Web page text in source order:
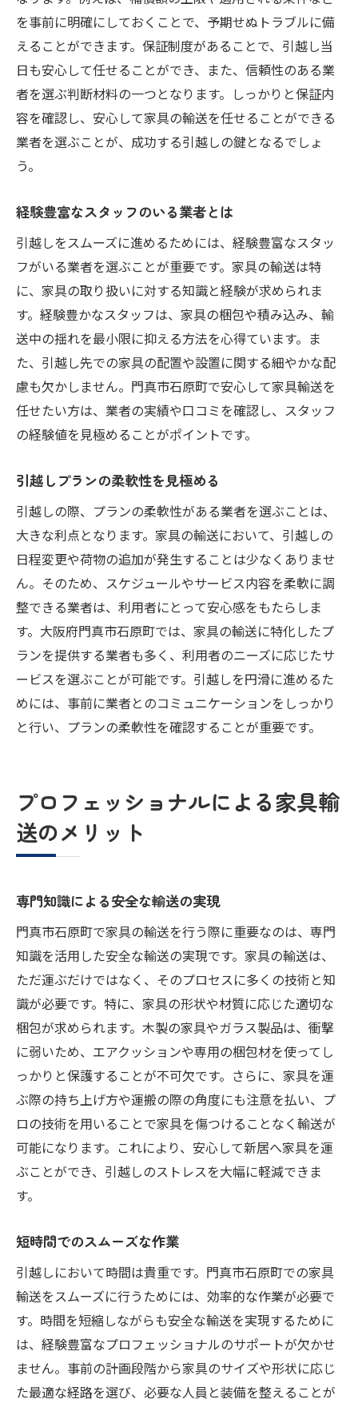
を事前に明確にしておくことで、予期せぬトラブルに備
えることができます。保証制度があることで、引越し当
日も安心して任せることができ、また、信頼性のある業
者を選ぶ判断材料の一つとなります。しっかりと保証内
容を確認し、安心して家具の輸送を任せることができる
業者を選ぶことが、成功する引越しの鍵となるでしょ
う。
経験豊富なスタッフのいる業者とは
引越しをスムーズに進めるためには、経験豊富なスタッ
フがいる業者を選ぶことが重要です。家具の輸送は特
に、家具の取り扱いに対する知識と経験が求められま
す。経験豊かなスタッフは、家具の梱包や積み込み、輸
送中の揺れを最小限に抑える方法を心得ています。ま
た、引越し先での家具の配置や設置に関する細やかな配
慮も欠かしません。門真市石原町で安心して家具輸送を
任せたい方は、業者の実績や口コミを確認し、スタッフ
の経験値を見極めることがポイントです。
引越しプランの柔軟性を見極める
引越しの際、プランの柔軟性がある業者を選ぶことは、
大きな利点となります。家具の輸送において、引越しの
日程変更や荷物の追加が発生することは少なくありませ
ん。そのため、スケジュールやサービス内容を柔軟に調
整できる業者は、利用者にとって安心感をもたらしま
す。大阪府門真市石原町では、家具の輸送に特化したプ
ランを提供する業者も多く、利用者のニーズに応じたサ
ービスを選ぶことが可能です。引越しを円滑に進めるた
めには、事前に業者とのコミュニケーションをしっかり
と行い、プランの柔軟性を確認することが重要です。
プロフェッショナルによる家具輸
送のメリット
専門知識による安全な輸送の実現
門真市石原町で家具の輸送を行う際に重要なのは、専門
知識を活用した安全な輸送の実現です。家具の輸送は、
ただ運ぶだけではなく、そのプロセスに多くの技術と知
識が必要です。特に、家具の形状や材質に応じた適切な
梱包が求められます。木製の家具やガラス製品は、衝撃
に弱いため、エアクッションや専用の梱包材を使ってし
っかりと保護することが不可欠です。さらに、家具を運
ぶ際の持ち上げ方や運搬の際の角度にも注意を払い、プ
ロの技術を用いることで家具を傷つけることなく輸送が
可能になります。これにより、安心して新居へ家具を運
ぶことができ、引越しのストレスを大幅に軽減できま
す。
短時間でのスムーズな作業
引越しにおいて時間は貴重です。門真市石原町での家具
輸送をスムーズに行うためには、効率的な作業が必要で
す。時間を短縮しながらも安全な輸送を実現するために
は、経験豊富なプロフェッショナルのサポートが欠かせ
ません。事前の計画段階から家具のサイズや形状に応じ
た最適な経路を選び、必要な人員と装備を整えることが